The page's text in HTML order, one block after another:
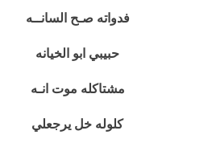
فدواته صـح السانــه
حبيبي ابو الخيانه
مشتاكله موت انـه
كلوله خل يرجعلي